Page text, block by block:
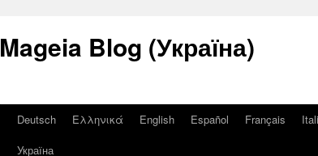
Mageia Blog (Україна)
Deutsch Ελληνικά English Español Français
Україна